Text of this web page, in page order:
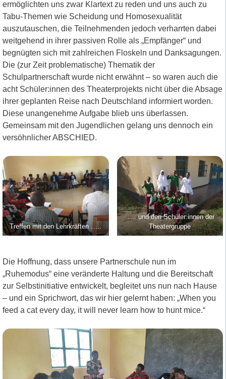
ermöglichten uns zwar Klartext zu reden und uns auch zu
Tabu-Themen wie Scheidung und Homosexualität
auszutauschen, die Teilnehmenden jedoch verharrten dabei
weitgehend in ihrer passiven Rolle als „Empfänger“ und
begnügten sich mit zahlreichen Floskeln und Danksagungen.
Die (zur Zeit problematische) Thematik der
Schulpartnerschaft wurde nicht erwähnt – so waren auch die
acht Schüler:innen des Theaterprojekts nicht über die Absage
ihrer geplanten Reise nach Deutschland informiert worden.
Diese unangenehme Aufgabe blieb uns überlassen.
Gemeinsam mit den Jugendlichen gelang uns dennoch ein
versöhnlicher ABSCHIED.
Treffen mit den Lehrkräften …..
….. und den Schüler:innen der
Theatergruppe
Die Hoffnung, dass unsere Partnerschule nun im
„Ruhemodus“ eine veränderte Haltung und die Bereitschaft
zur Selbstinitiative entwickelt, begleitet uns nun nach Hause
– und ein Sprichwort, das wir hier gelernt haben: „When you
feed a cat every day, it will never learn how to hunt mice.“